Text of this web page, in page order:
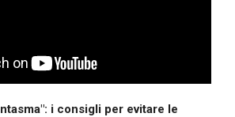
i consigli per evitare le